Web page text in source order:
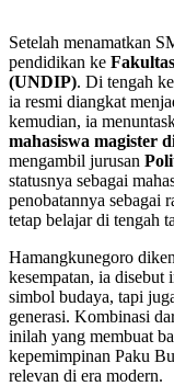
Setelah menamatkan
pendidikan ke
(UNDIP). Di tengah
ia resmi diangkat
kemudian, ia
mahasiswa magister
mengambil jurusan
statusnya sebagai
penobatannya
tetap belajar di tengah
Hamangkunegoro
kesempatan, ia
simbol budaya, tapi
generasi. Kombinasi
inilah yang membuat
kepemimpinan Paku
relevan di era modern.